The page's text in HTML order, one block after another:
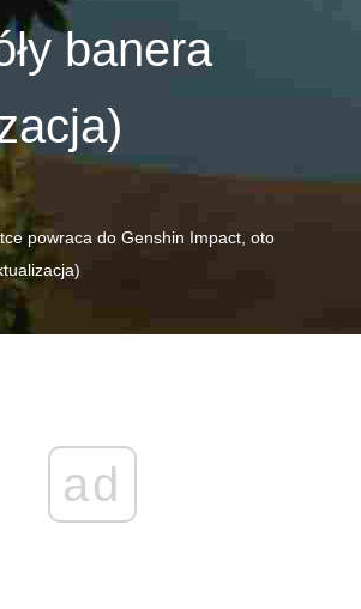
banera
powraca do Genshin Impact, oto
ad